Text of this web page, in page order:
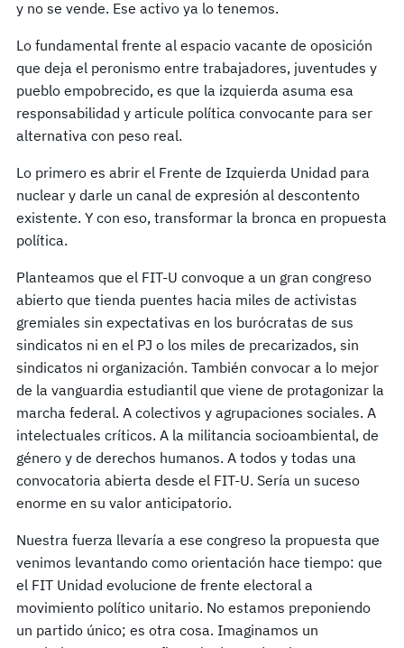
y no se vende. Ese activo ya lo tenemos.
Lo fundamental frente al espacio vacante de oposición
que deja el peronismo entre trabajadores, juventudes y
pueblo empobrecido, es que la izquierda asuma esa
responsabilidad y articule política convocante para ser
alternativa con peso real.
Lo primero es abrir el Frente de Izquierda Unidad para
nuclear y darle un canal de expresión al descontento
existente. Y con eso, transformar la bronca en propuesta
política.
Planteamos que el FIT-U convoque a un gran congreso
abierto que tienda puentes hacia miles de activistas
gremiales sin expectativas en los burócratas de sus
sindicatos ni en el PJ o los miles de precarizados, sin
sindicatos ni organización. También convocar a lo mejor
de la vanguardia estudiantil que viene de protagonizar la
marcha federal. A colectivos y agrupaciones sociales. A
intelectuales críticos. A la militancia socioambiental, de
género y de derechos humanos. A todos y todas una
convocatoria abierta desde el FIT-U. Sería un suceso
enorme en su valor anticipatorio.
Nuestra fuerza llevaría a ese congreso la propuesta que
venimos levantando como orientación hace tiempo: que
el FIT Unidad evolucione de frente electoral a
movimiento político unitario. No estamos preponiendo
un partido único; es otra cosa. Imaginamos un